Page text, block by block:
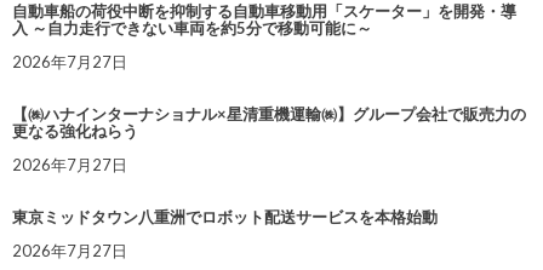
自動車船の荷役中断を抑制する自動車移動用「スケーター」を開発・導
入 ～自力走行できない車両を約5分で移動可能に～
2026年7月27日
【㈱ハナインターナショナル×星清重機運輸㈱】グループ会社で販売力の
更なる強化ねらう
2026年7月27日
東京ミッドタウン八重洲でロボット配送サービスを本格始動
2026年7月27日